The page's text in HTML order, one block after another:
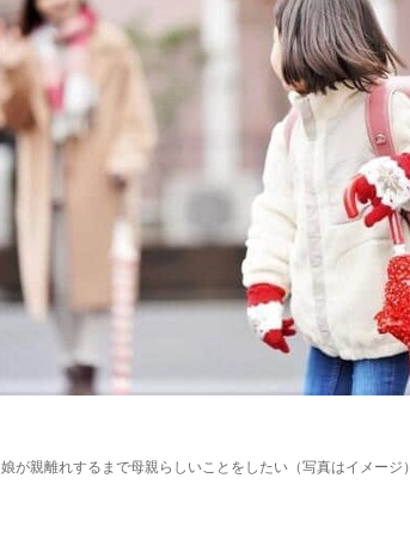
娘が親離れするまで母親らしいことをしたい（写真はイメージ）